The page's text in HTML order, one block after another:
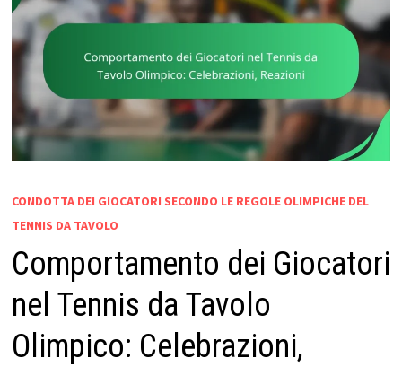
CONDOTTA DEI GIOCATORI SECONDO LE REGOLE OLIMPICHE DEL
TENNIS DA TAVOLO
Comportamento dei Giocatori
nel Tennis da Tavolo
Olimpico: Celebrazioni,